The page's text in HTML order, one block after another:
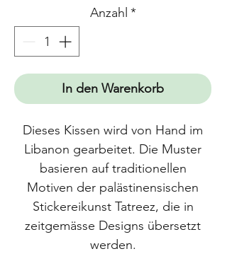
Anzahl *
In den Warenkorb
Dieses Kissen wird von Hand im
Libanon gearbeitet. Die Muster
basieren auf traditionellen
Motiven der palästinensischen
Stickereikunst Tatreez, die in
zeitgemässe Designs übersetzt
werden.